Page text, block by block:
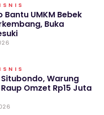
Bantu UMKM Bebek
Buka
Situbondo, Warung
Omzet Rp15 Juta